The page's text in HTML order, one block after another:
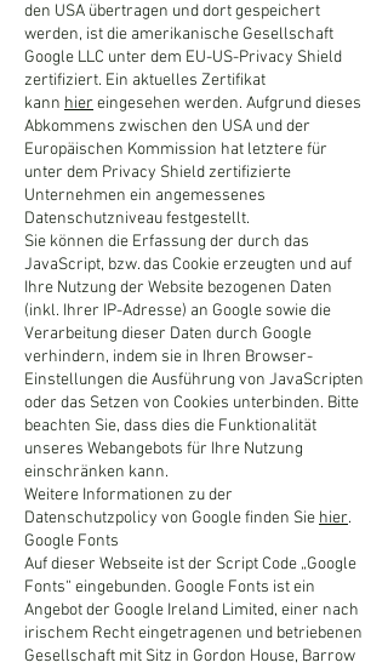
den USA übertragen und dort gespeichert
werden, ist die amerikanische Gesellschaft
Google LLC unter dem EU-US-Privacy Shield
zertifiziert. Ein aktuelles Zertifikat
kann hier eingesehen werden. Aufgrund dieses
Abkommens zwischen den USA und der
Europäischen Kommission hat letztere für
unter dem Privacy Shield zertifizierte
Unternehmen ein angemessenes
Datenschutzniveau festgestellt.
Sie können die Erfassung der durch das
JavaScript, bzw. das Cookie erzeugten und auf
Ihre Nutzung der Website bezogenen Daten
(inkl. Ihrer IP-Adresse) an Google sowie die
Verarbeitung dieser Daten durch Google
verhindern, indem sie in Ihren Browser-
Einstellungen die Ausführung von JavaScripten
oder das Setzen von Cookies unterbinden. Bitte
beachten Sie, dass dies die Funktionalität
unseres Webangebots für Ihre Nutzung
einschränken kann.
Weitere Informationen zu der
Datenschutzpolicy von Google finden Sie hier.
Google Fonts
Auf dieser Webseite ist der Script Code „Google
Fonts“ eingebunden. Google Fonts ist ein
Angebot der Google Ireland Limited, einer nach
irischem Recht eingetragenen und betriebenen
Gesellschaft mit Sitz in Gordon House, Barrow